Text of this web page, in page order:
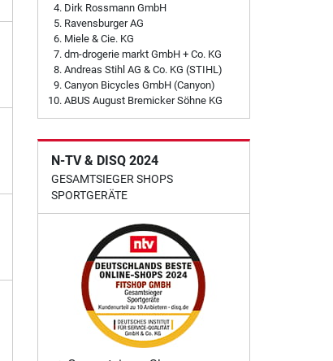
Dirk Rossmann GmbH
Ravensburger AG
Miele & Cie. KG
dm-drogerie markt GmbH + Co. KG
Andreas Stihl AG & Co. KG (STIHL)
Canyon Bicycles GmbH (Canyon)
ABUS August Bremicker Söhne KG
N-TV & DISQ 2024
GESAMTSIEGER SHOPS
SPORTGERÄTE